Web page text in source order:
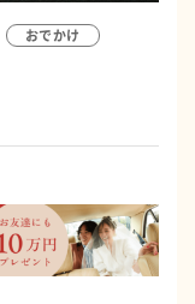
おでかけ